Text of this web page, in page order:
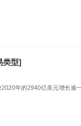
类型]
年的2940亿美元增长逾